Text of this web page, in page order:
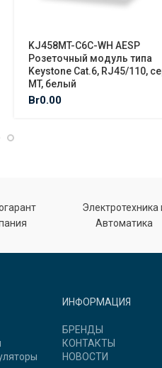
KJ458MT-C6C-WH AESP
Розеточный модуль типа
Keystone Cat.6, RJ45/110,
MT, белый
Br0.00
Электротехника
Автоматика
ИНФОРМАЦИЯ
БРЕНДЫ
КОНТАКТЫ
НОВОСТИ